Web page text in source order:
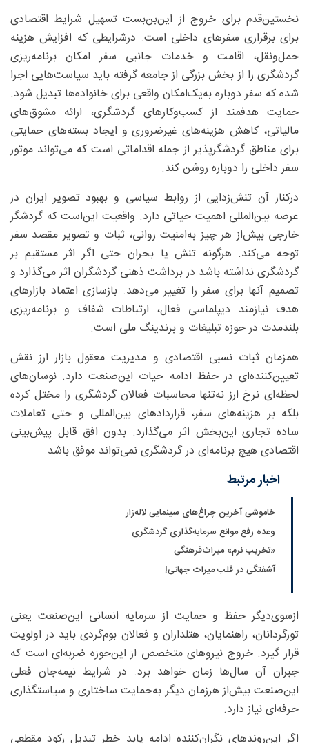
نخستین‌قدم برای خروج از این‌بن‌بست تسهیل شرایط اقتصادی
برای برقراری سفرهای داخلی است. درشرایطی که افزایش هزینه
حمل‌ونقل، اقامت و خدمات جانبی سفر امکان برنامه‌ریزی
گردشگری را از بخش بزرگی از جامعه گرفته باید سیاست‌هایی اجرا
شده که سفر دوباره به‌یک‌امکان واقعی برای خانواده‌ها تبدیل شود.
حمایت هدفمند از کسب‌وکارهای گردشگری، ارائه مشوق‌های
مالیاتی، کاهش هزینه‌های غیرضروری و ایجاد بسته‌های حمایتی
برای مناطق گردشگرپذیر از جمله اقداماتی است که می‌تواند موتور
سفر داخلی را دوباره روشن کند.
درکنار آن تنش‌زدایی از روابط سیاسی و بهبود تصویر ایران در
عرصه بین‌المللی اهمیت حیاتی دارد. واقعیت این‌است که گردشگر
خارجی بیش‌از هر چیز به‌امنیت روانی، ثبات و تصویر مقصد سفر
توجه می‌کند. هرگونه تنش یا بحران حتی اگر اثر مستقیم بر
گردشگری نداشته باشد در برداشت ذهنی گردشگران اثر می‌گذارد و
تصمیم آنها برای سفر را تغییر می‌دهد. بازسازی اعتماد بازارهای
هدف نیازمند دیپلماسی فعال، ارتباطات شفاف و برنامه‌ریزی
بلندمدت در حوزه تبلیغات و برندینگ ملی است.
همزمان ثبات نسبی اقتصادی و مدیریت معقول بازار ارز نقش
تعیین‌کننده‌ای در حفظ ادامه حیات این‌صنعت دارد. نوسان‌های
لحظه‌ای نرخ ارز نه‌تنها محاسبات فعالان گردشگری را مختل کرده
بلکه بر هزینه‌های سفر، قراردادهای بین‌المللی و حتی تعاملات
ساده تجاری این‌بخش اثر می‌گذارد. بدون افق قابل پیش‌بینی
اقتصادی هیچ برنامه‌ای در گردشگری نمی‌تواند موفق باشد.
اخبار مرتبط
خاموشی آخرین چراغ‌های سینمایی لاله‌زار
وعده رفع موانع سرمایه‌گذاری گردشگری
«تخریب نرم» میراث‌فرهنگی
آشفتگی در قلب میراث جهانی!
ازسوی‌دیگر حفظ و حمایت از سرمایه انسانی این‌صنعت یعنی
تورگردانان، راهنمایان، هتلداران و فعالان بوم‌گردی باید در اولویت
قرار گیرد. خروج نیروهای متخصص از این‌حوزه ضربه‌ای است که
جبران آن سال‌ها زمان خواهد برد. در شرایط نیمه‌جان فعلی
این‌صنعت بیش‌از هرزمان دیگر به‌حمایت ساختاری و سیاستگذاری
حرفه‌ای نیاز دارد.